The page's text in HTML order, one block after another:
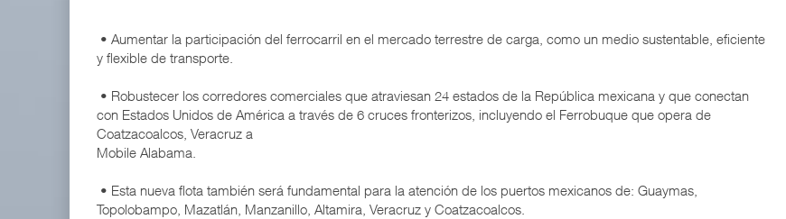
• Aumentar la participación del ferrocarril en el mercado terrestre de carga, como un medio sustentable, eficiente
y flexible de transporte.
• Robustecer los corredores comerciales que atraviesan 24 estados de la República mexicana y que conectan
con Estados Unidos de América a través de 6 cruces fronterizos, incluyendo el Ferrobuque que opera de
Coatzacoalcos, Veracruz a
Mobile Alabama.
• Esta nueva flota también será fundamental para la atención de los puertos mexicanos de: Guaymas,
Topolobampo, Mazatlán, Manzanillo, Altamira, Veracruz y Coatzacoalcos.